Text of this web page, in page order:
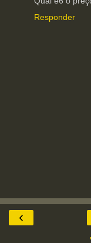
Responder
‹